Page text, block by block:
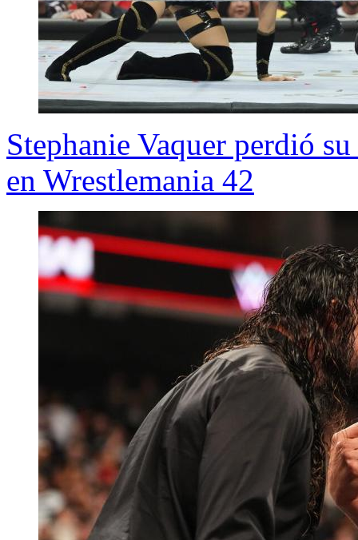
Stephanie Vaquer perdió
en Wrestlemania 42